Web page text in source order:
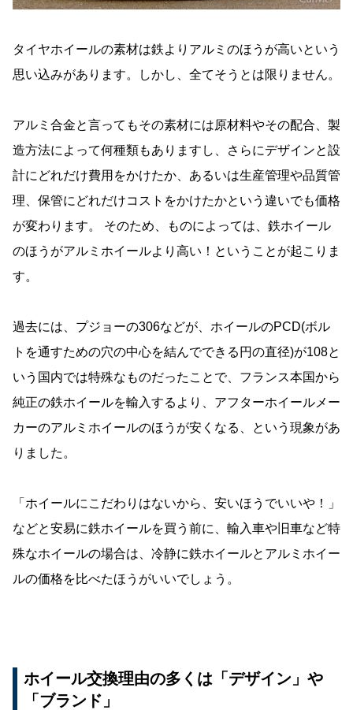
タイヤホイールの素材は鉄よりアルミのほうが高いという
思い込みがあります。しかし、全てそうとは限りません。
アルミ合金と言ってもその素材には原材料やその配合、製
造方法によって何種類もありますし、さらにデザインと設
計にどれだけ費用をかけたか、あるいは生産管理や品質管
理、保管にどれだけコストをかけたかという違いでも価格
が変わります。 そのため、ものによっては、鉄ホイール
のほうがアルミホイールより高い！ということが起こりま
す。
過去には、プジョーの306などが、ホイールのPCD(ボル
トを通すための穴の中心を結んでできる円の直径)が108と
いう国内では特殊なものだったことで、フランス本国から
純正の鉄ホイールを輸入するより、アフターホイールメー
カーのアルミホイールのほうが安くなる、という現象があ
りました。
「ホイールにこだわりはないから、安いほうでいいや！」
などと安易に鉄ホイールを買う前に、輸入車や旧車など特
殊なホイールの場合は、冷静に鉄ホイールとアルミホイー
ルの価格を比べたほうがいいでしょう。
ホイール交換理由の多くは「デザイン」や
「ブランド」